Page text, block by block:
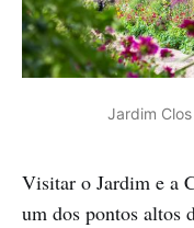
Jardim
Visitar o Jardim e a
um dos pontos altos